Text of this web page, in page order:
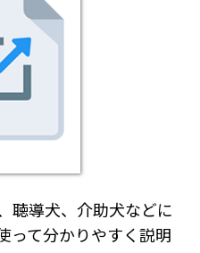
聴導犬、介助犬などに
って分かりやすく説明